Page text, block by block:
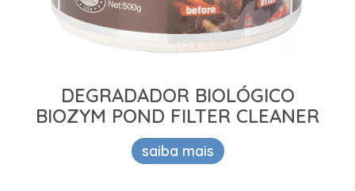
DEGRADADOR BIOLÓGICO
BIOZYM POND FILTER CLEANER
saiba mais